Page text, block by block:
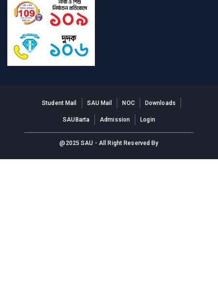
Student Mail SAU Mail NOC Downloads
SAUBarta Admission Login
@2025 SAU - All Right Reserved By